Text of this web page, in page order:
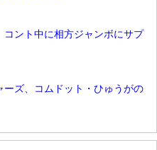
コント中に相方ジャンボにサプ
ーズ、コムドット・ひゅうがの